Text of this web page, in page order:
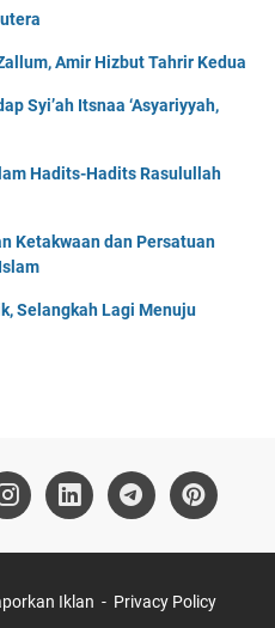
Amir Hizbut Tahrir Kedua
Syi’ah Itsnaa ‘Asyariyyah,
Hadits-Hadits Rasulullah
Ketakwaan dan Persatuan
Selangkah Lagi Menuju
Iklan Privacy Policy